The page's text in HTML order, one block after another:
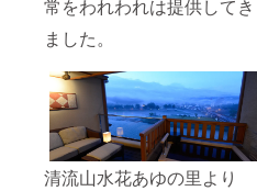
常をわれわれは提供してき
ました。
清流山水花あゆの里より